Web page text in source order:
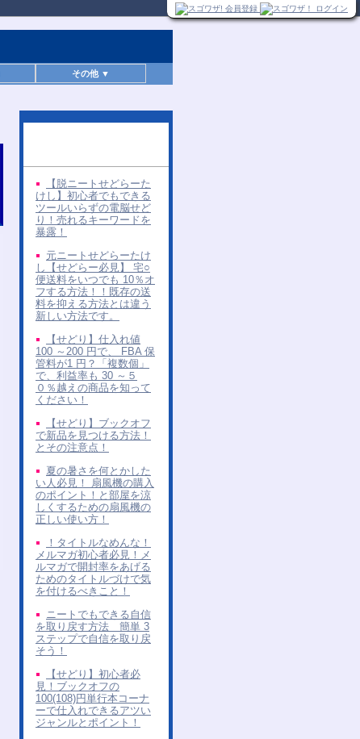
その他 ▼
【脱ニートせどらーた
けし】初心者でもできる
ツールいらずの電脳せど
り！売れるキーワードを
暴露！
元ニートせどらーたけ
し【せどらー必見】 宅○
便送料をいつでも 10％オ
フする方法！！既存の送
料を抑える方法とは違う
新しい方法です。
【せどり】仕入れ値
100 ～200 円で、 FBA 保
管料が1 円？「複数個」
で、利益率も 30 ～５
０％越えの商品を知って
ください！
【せどり】ブックオフ
で新品を見つける方法！
とその注意点！
夏の暑さを何とかした
い人必見！ 扇風機の購入
のポイント！と部屋を涼
しくするための扇風機の
正しい使い方！
！タイトルなめんな！
メルマガ初心者必見！メ
ルマガで開封率をあげる
ためのタイトルづけで気
を付けるべきこと！
ニートでもできる自信
を取り戻す方法 簡単 3
ステップで自信を取り戻
そう！
【せどり】初心者必
見！ブックオフの
100(108)円単行本コーナ
ーで仕入れできるアツい
ジャンルとポイント！